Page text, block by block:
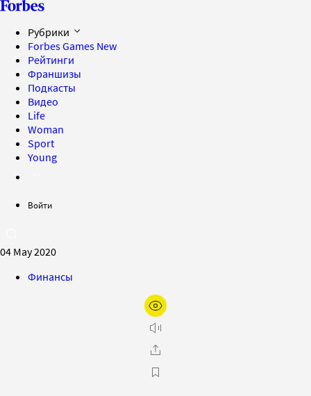
Рубрики
Forbes Games New
Рейтинги
Франшизы
Подкасты
Видео
Life
Woman
Sport
Young
Войти
04 May 2020
Финансы